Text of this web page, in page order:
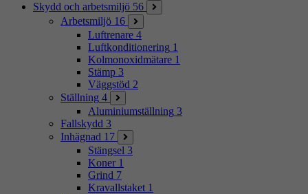
Skydd och arbetsmiljö 56
Arbetsmiljö 16
Luftrenare 4
Luftkonditionering 1
Kolmonoxidmätare 1
Stämp 3
Väggstöd 2
Ställning 4
Aluminiumställning 3
Fallskydd 3
Inhägnad 17
Stängsel 3
Koner 1
Grind 7
Kravallstaket 1